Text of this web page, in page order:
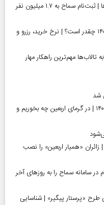
آغاز رسمی برنامه‌های اربعین ۱۴۰۵ در مرز‌ها | ثبت‌نام سماح به ۱.۷ میلیون نفر
قیمت قبر در بهشت زهرا (س) در سال ۱۴۰۵ چقدر است؟ | نرخ خرید، رزرو و
مهم‌ترین راهکار مهار
شد
توصیه‌های تغذیه‌ای برای زائران اربعین ۱۴۰۵ | در گرمای اربعین چه بخوریم و
«همیار اربعین» را نصب
بخوانند | ثبت‌نام در سامانه سماح را به روز‌های آخر
طرح «پرستار پیگیر» | شناسایی